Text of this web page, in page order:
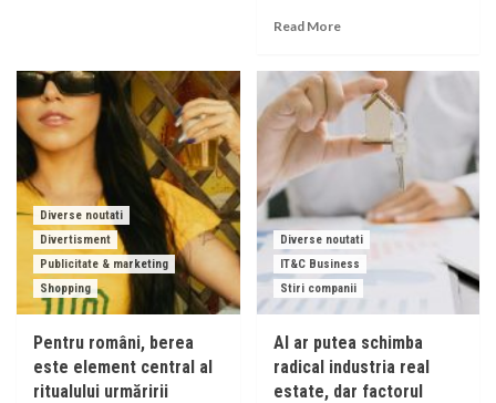
Read More
Diverse noutati
Divertisment
Publicitate & marketing
Shopping
Pentru români, berea
este element central al
ritualului urmăririi
Diverse noutati
IT&C Business
Stiri companii
AI ar putea schimba
radical industria real
estate, dar factorul